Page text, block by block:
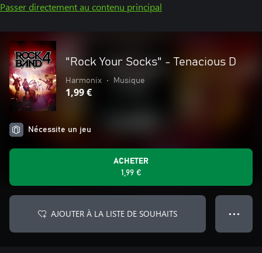
Passer directement au contenu principal
"Rock Your Socks" - Tenacious D
Harmonix • Musique
1,99 €
Nécessite un jeu
ACHETER
1,99 €
AJOUTER À LA LISTE DE SOUHAITS ● ● ●